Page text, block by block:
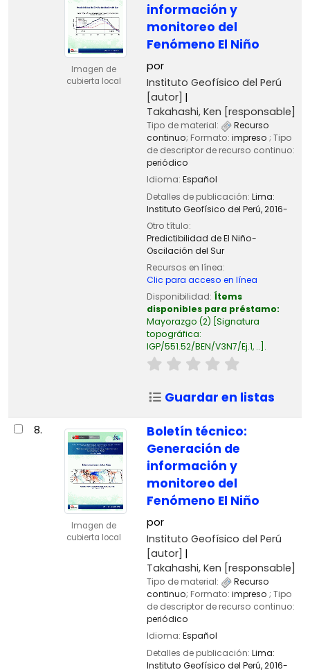
Imagen de
cubierta local
información y
monitoreo del
Fenómeno El Niño
por
Instituto Geofísico del Perú
[autor]
Takahashi, Ken [responsable]
Tipo de material:
Recurso
continuo; Formato: impreso ; Tipo
de descriptor de recurso continuo:
periódico
Idioma: Español
Detalles de publicación: Lima:
Instituto Geofísico del Perú,2016-
Otro título:
Predictibilidad de El Niño-
Oscilación del Sur
Recursos en línea:
Clic para acceso en línea
Disponibilidad: Ítems
disponibles para préstamo:
Mayorazgo (2) Signatura
topográfica:
IGP/551.52/BEN/V3N7/Ej.1, .. .
Guardar en listas
8.
Imagen de
cubierta local
Boletín técnico:
Generación de
información y
monitoreo del
Fenómeno El Niño
por
Instituto Geofísico del Perú
[autor]
Takahashi, Ken [responsable]
Tipo de material:
Recurso
continuo; Formato: impreso ; Tipo
de descriptor de recurso continuo:
periódico
Idioma: Español
Detalles de publicación: Lima:
Instituto Geofísico del Perú,2016-